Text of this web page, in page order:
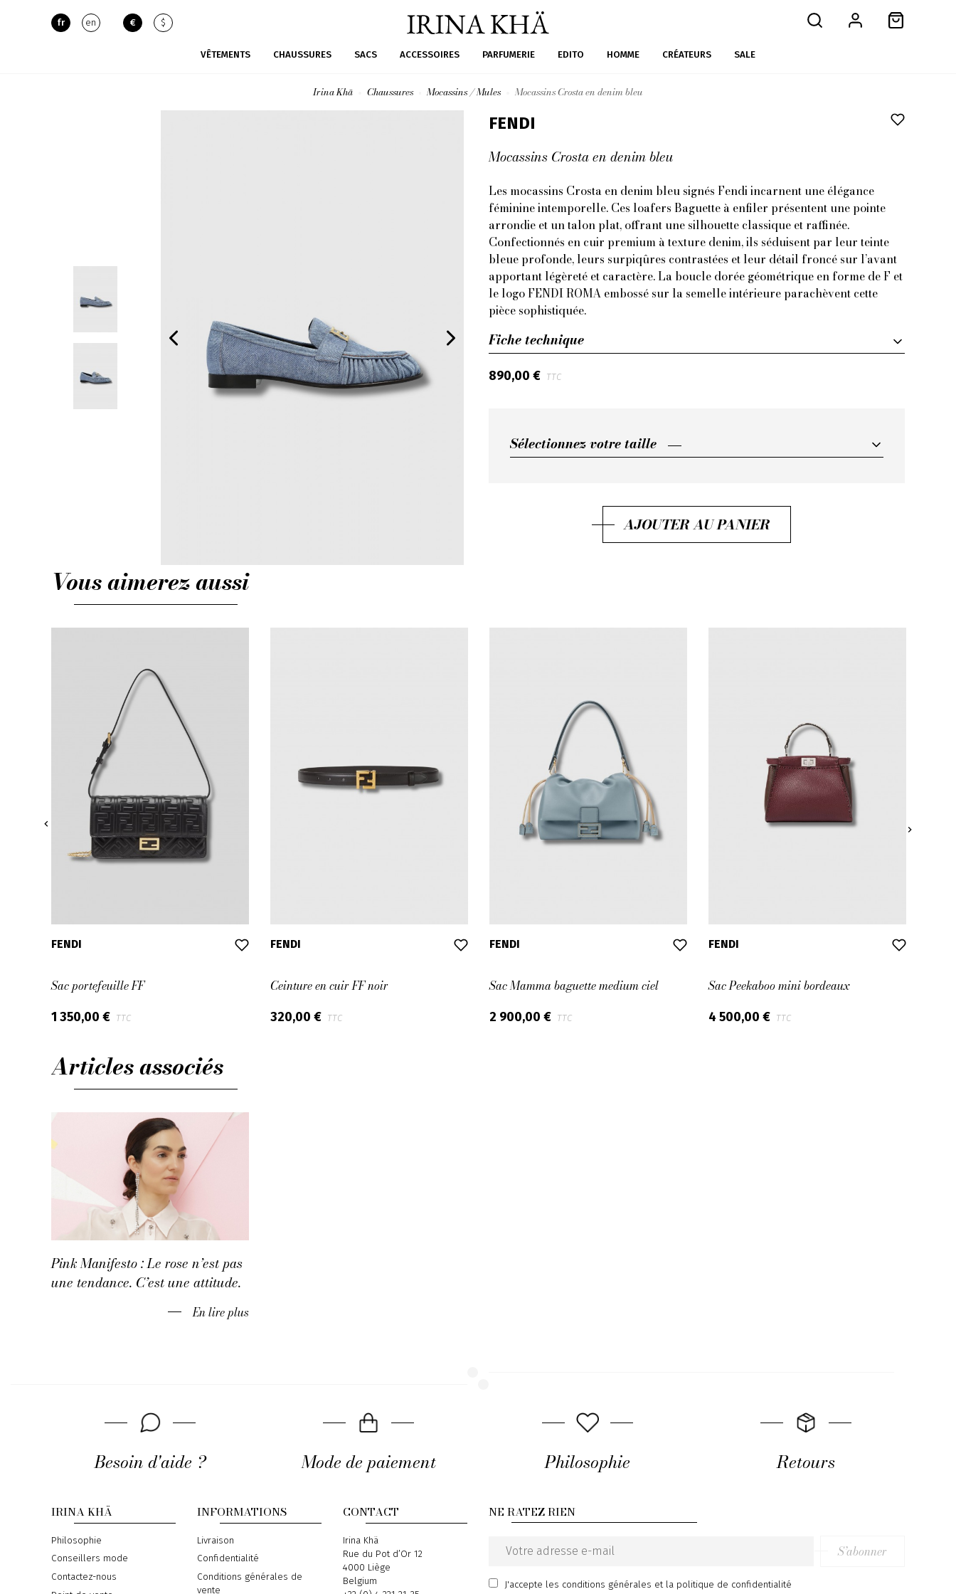
fr en € $
VÊTEMENTS CHAUSSURES SACS ACCESSOIRES PARFUMERIE EDITO HOMME CRÉATEURS SALE
Irina Khä Chaussures Mocassins / Mules Mocassins Crosta en denim bleu
FENDI
Mocassins Crosta en denim bleu
Les mocassins Crosta en denim bleu signés Fendi incarnent une élégance
féminine intemporelle. Ces loafers Baguette à enfiler présentent une pointe
arrondie et un talon plat, offrant une silhouette classique et raffinée.
Confectionnés en cuir premium à texture denim, ils séduisent par leur teinte
bleue profonde, leurs surpiqûres contrastées et leur détail froncé sur l’avant
apportant légèreté et caractère. La boucle dorée géométrique en forme de F et
le logo FENDI ROMA embossé sur la semelle intérieure parachèvent cette
pièce sophistiquée.
Fiche technique
890,00 € TTC
Sélectionnez votre taille
Sélectionnez votre taille
AJOUTER AU PANIER
Vous aimerez aussi

FENDI
Sac portefeuille FF
1 350,00 € TTC
FENDI
Ceinture en cuir FF noir
320,00 € TTC
FENDI
Sac Mamma baguette medium ciel
2 900,00 € TTC
FENDI
Sac Peekaboo mini bordeaux
4 500,00 € TTC

Articles associés
Pink Manifesto : Le rose n’est pas
une tendance. C’est une attitude.
En lire plus
NE RATEZ RIEN
Email
address
S’abonner
J'accepte les conditions générales et la politique de confidentialité
Besoin d'aide ? Mode de paiement Philosophie Retours
IRINA KHÄ
Philosophie
Conseillers mode
Contactez-nous
INFORMATIONS
Livraison
Confidentialité
Conditions générales de
vente
CONTACT
Address
Irina Khä
Rue du Pot d’Or 12
4000 Liège
Belgium